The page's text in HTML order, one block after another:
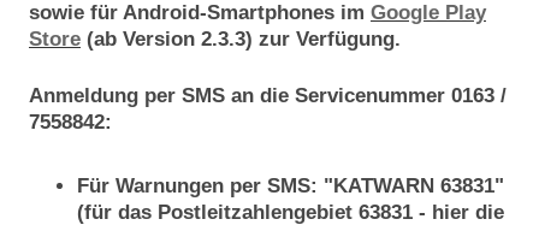
sowie für Android-Smartphones im Google Play
Store (ab Version 2.3.3) zur Verfügung.
Anmeldung per SMS an die Servicenummer 0163 /
7558842:
Für Warnungen per SMS: "KATWARN 63831"
(für das Postleitzahlengebiet 63831 - hier die